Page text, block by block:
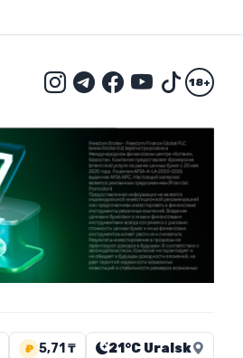
18+
₽ 5,71 ₸ 21°C Uralsk